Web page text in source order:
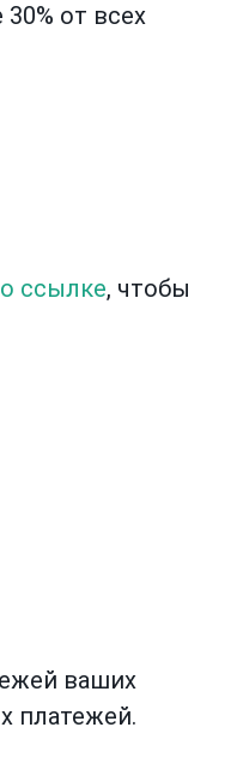
от всех
ссылке, чтобы
ваших
платежей.